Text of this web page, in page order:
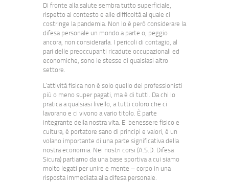
Di fronte alla salute sembra tutto superficiale,
rispetto al contesto e alle difficoltà al quale ci
costringe la pandemia. Non lo è però considerare la
difesa personale un mondo a parte o, peggio
ancora, non considerarla. I pericoli di contagio, al
pari delle preoccupanti ricadute occupazionali ed
economiche, sono le stesse di qualsiasi altro
settore.
L’attività fisica non è solo quello dei professionisti
più o meno super pagati, ma è di tutti. Da chi lo
pratica a qualsiasi livello, a tutti coloro che ci
lavorano e ci vivono a vario titolo. È parte
integrante della nostra vita. E’ benessere fisico e
cultura, è portatore sano di principi e valori, è un
volano importante di una parte significativa della
nostra economia. Nei nostri corsi (A.S.D. Difesa
Sicura) partiamo da una base sportiva a cui siamo
molto legati per unire e mente – corpo in una
risposta immediata alla difesa personale.